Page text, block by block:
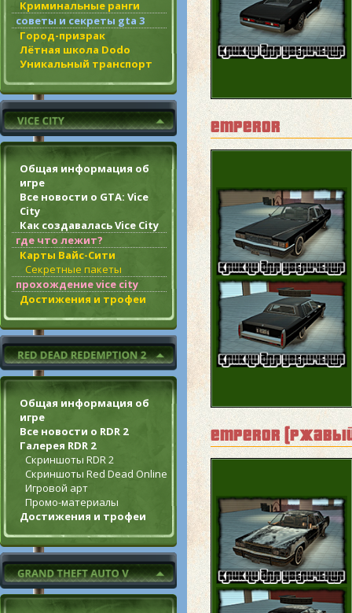
Криминальные ранги
советы и секреты gta 3
Город-призрак
Лётная школа Dodo
Уникальный транспорт
Общая информация об
игре
Все новости о GTA: Vice
City
Как создавалась Vice City
где что лежит?
Карты Вайс-Сити
Секретные пакеты
прохождение vice city
Достижения и трофеи
Общая информация об
игре
Все новости о RDR 2
Галерея RDR 2
Скриншоты RDR 2
Скриншоты Red Dead Online
Игровой арт
Промо-материалы
Достижения и трофеи
emperor
emperor